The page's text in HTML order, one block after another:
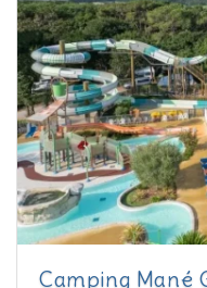
Camping Mané